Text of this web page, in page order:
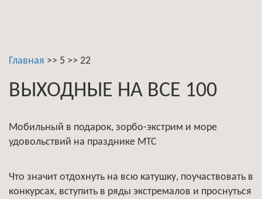
Главная >> 5 >> 22
ВЫХОДНЫЕ НА ВСЕ 100
Мобильный в подарок, зорбо-экстрим и море
удовольствий на празднике МТС
Что значит отдохнуть на всю катушку, поучаствовать в
конкурсах, вступить в ряды экстремалов и проснуться